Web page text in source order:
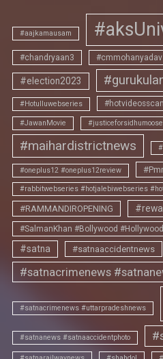
#aajkamausam
#chandryaan3
#election2023
#Hotulluwebseries
#JawanMovie
#maihardistrictnews
#oneplus12 #oneplus12review
#rabbitwebseries #hotjalebiwebseries
#RAMMANDIROPENING
#SalmanKhan #Bollywood
#satna #satnaaccidentnews
#satnacrimenews
#satnacrimenews #uttarpradeshnews
#satnanews #satnaaccidentphoto